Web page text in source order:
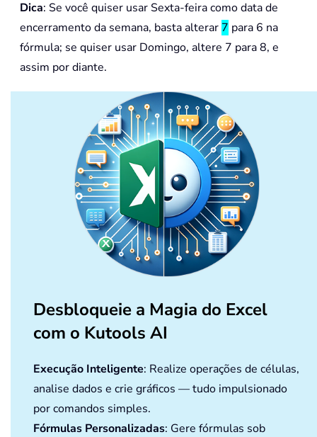
Dica: Se você quiser usar Sexta-feira como data de
encerramento da semana, basta alterar 7 para 6 na
fórmula; se quiser usar Domingo, altere 7 para 8, e
assim por diante.
Desbloqueie a Magia do Excel
com o Kutools AI
Execução Inteligente: Realize operações de células,
analise dados e crie gráficos — tudo impulsionado
por comandos simples.
Fórmulas Personalizadas: Gere fórmulas sob